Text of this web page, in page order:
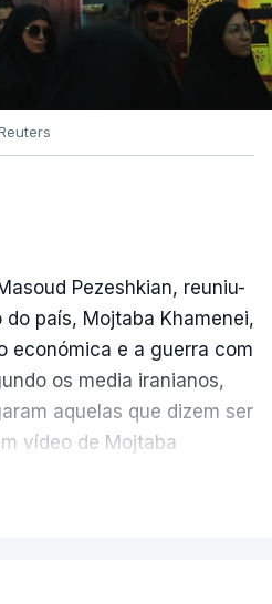
Pezeshkian, reuniu-
país, Mojtaba Khamenei,
económica e a guerra com
os media iranianos,
aquelas que dizem ser
vídeo de Mojtaba
como aquilo que